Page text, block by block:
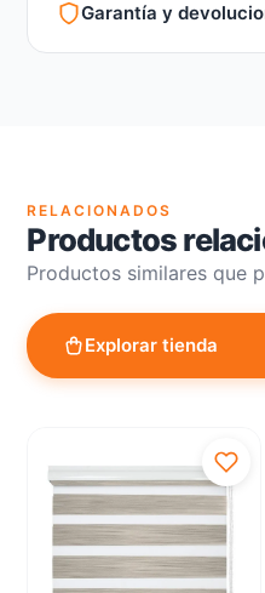
Garantía y
RELACIONADOS
Productos
Productos similares que
Explorar tienda